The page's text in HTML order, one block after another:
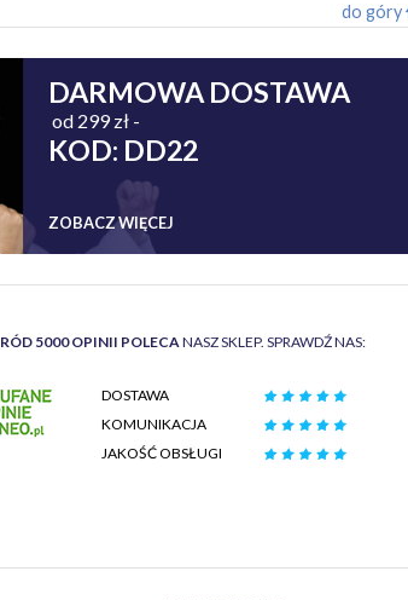
do góry
DARMOWA DOSTAWA
od 299 zł -
KOD: DD22
ZOBACZ WIĘCEJ
5000 OPINII POLECANASZ SKLEP. SPRAWDŹ NAS:
DOSTAWA
KOMUNIKACJA
JAKOŚĆ OBSŁUGI